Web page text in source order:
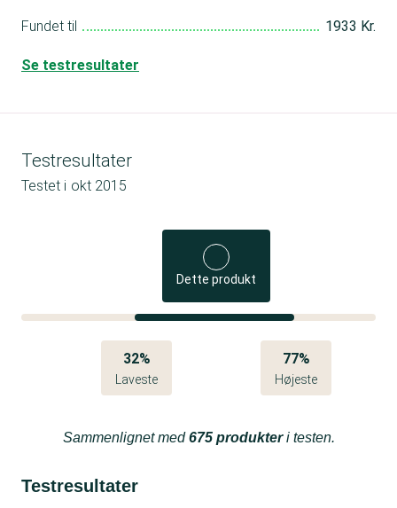
Fundet til 1933 Kr.
Se testresultater
Testresultater
Testet i okt 2015
Dette produkt
32%
Laveste
77%
Højeste
Sammenlignet med675 produkteri testen.
Testresultater